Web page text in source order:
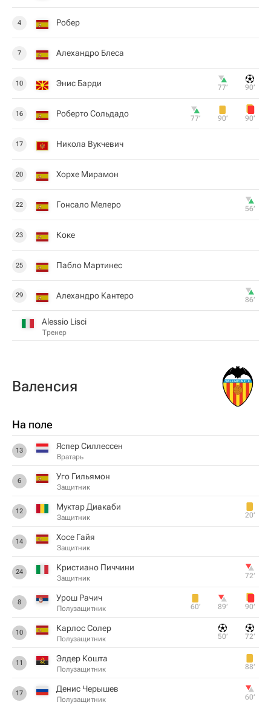
4 Робер
7 Алехандро Блеса
10 Энис Барди 77‎’‎ 90‎’‎
16 Роберто Сольдадо 77‎’‎ 90‎’‎ 90‎’‎
17 Никола Вукчевич
20 Хорхе Мирамон
22 Гонсало Мелеро 56‎’‎
23 Коке
25 Пабло Мартинес
29 Алехандро Кантеро 86‎’‎
Alessio Lisci
Тренер
Валенсия
На поле
13 Яспер Силлессен
Вратарь
6 Уго Гильямон
Защитник
12 Муктар Диакаби
Защитник 20‎’‎
14 Хосе Гайя
Защитник
24 Кристиано Пиччини
Защитник 72‎’‎
8 Урош Рачич
Полузащитник 60‎’‎ 89‎’‎ 90‎’‎
10 Карлос Солер
Полузащитник 50‎’‎ 72‎’‎
11 Элдер Кошта
Полузащитник 88‎’‎
17 Денис Черышев
Полузащитник 60‎’‎